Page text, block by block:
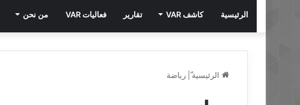
الرئيسية كاشف VAR تقارير فعاليات VAR من نحن
الرئيسية رياضة